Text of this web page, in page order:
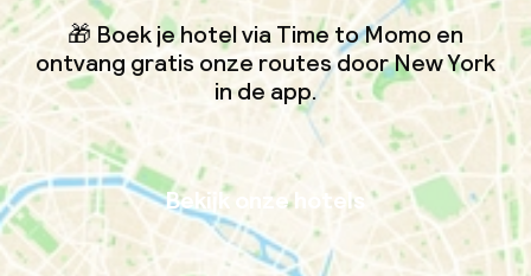
🎁 Boek je hotel via Time to Momo en
ontvang gratis onze routes door New York
in de app.
Bekijk onze hotels